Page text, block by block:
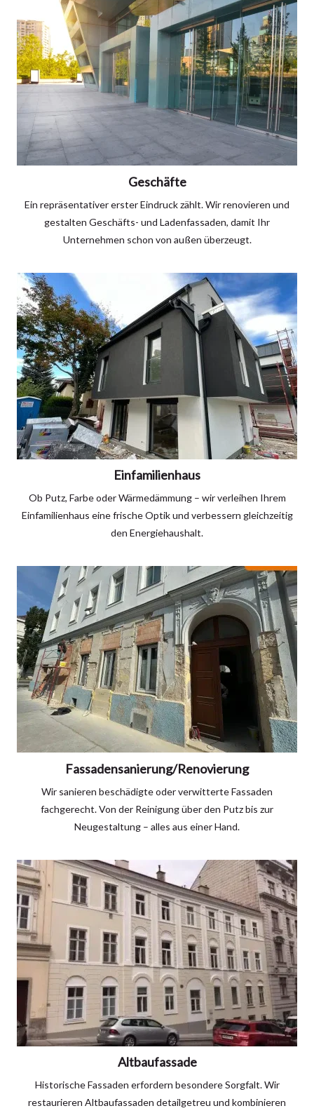
Geschäfte
Ein repräsentativer erster Eindruck zählt. Wir renovieren und
gestalten Geschäfts- und Ladenfassaden, damit Ihr
Unternehmen schon von außen überzeugt.
Einfamilienhaus
Ob Putz, Farbe oder Wärmedämmung – wir verleihen Ihrem
Einfamilienhaus eine frische Optik und verbessern gleichzeitig
den Energiehaushalt.
Fassadensanierung/Renovierung
Wir sanieren beschädigte oder verwitterte Fassaden
fachgerecht. Von der Reinigung über den Putz bis zur
Neugestaltung – alles aus einer Hand.
Altbaufassade
Historische Fassaden erfordern besondere Sorgfalt. Wir
restaurieren Altbaufassaden detailgetreu und kombinieren